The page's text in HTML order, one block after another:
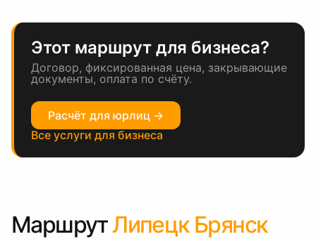
Этот маршрут для бизнеса?
Договор, фиксированная цена, закрывающие
документы, оплата по счёту.
Расчёт для юрлиц →
Все услуги для бизнеса
МаршрутЛипецк Брянск